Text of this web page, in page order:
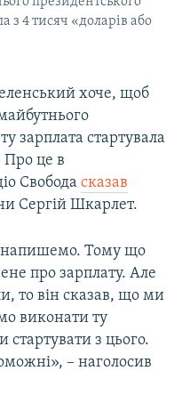
з 4 тисяч «доларів або
хоче, щоб
зарплата стартувала
Про це в
Свобода сказав
Сергій Шкарлет.
напишемо. Тому що
про зарплату. Але
то він сказав, що ми
виконати ту
стартувати з цього.
– наголосив